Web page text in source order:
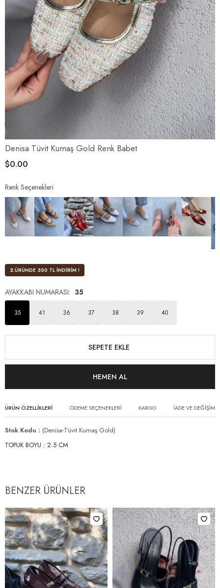
Denisa Tüvit Kumaş Gold Renk Babet
$0.00
Renk Seçenekleri
2.ÜRÜNDE 300 TL İNDİRİM !
AYAKKABI NUMARASI: 35
35 41 36 37 38 39 40
ÜRÜN ÖZELLIKLERI ÖDEME SEÇENEKLERI KARGO İADE VE DEĞİŞİM
Stok Kodu
(Denisa-Tüvit Kumaş Gold)
TOPUK BOYU : 2.5 CM
BENZER ÜRÜNLER